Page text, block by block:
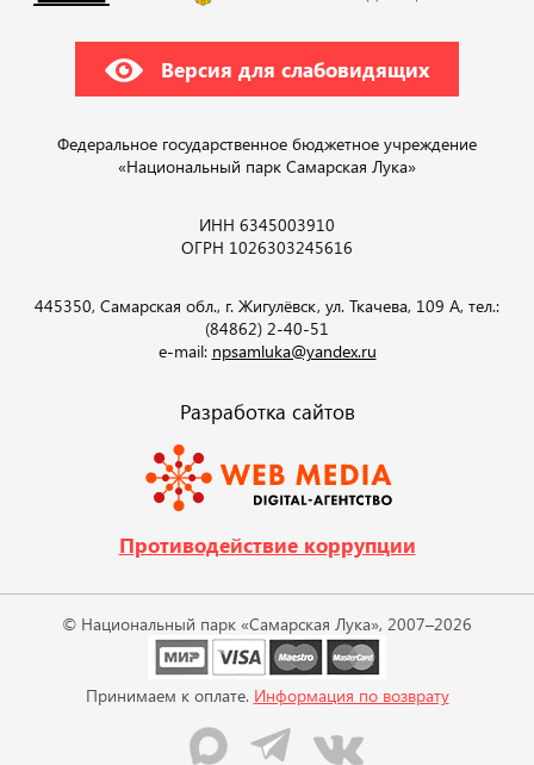
Версия для слабовидящих
Федеральное государственное бюджетное учреждение
«Национальный парк Самарская Лука»
ИНН 6345003910
ОГРН 1026303245616
445350, Самарская обл., г. Жигулёвск, ул. Ткачева, 109 А, тел.:
(84862) 2-40-51
e-mail: npsamluka@yandex.ru
Разработка сайтов
Противодействие коррупции
© Национальный парк «Самарская Лука», 2007–2026
Принимаем к оплате. Информация по возврату